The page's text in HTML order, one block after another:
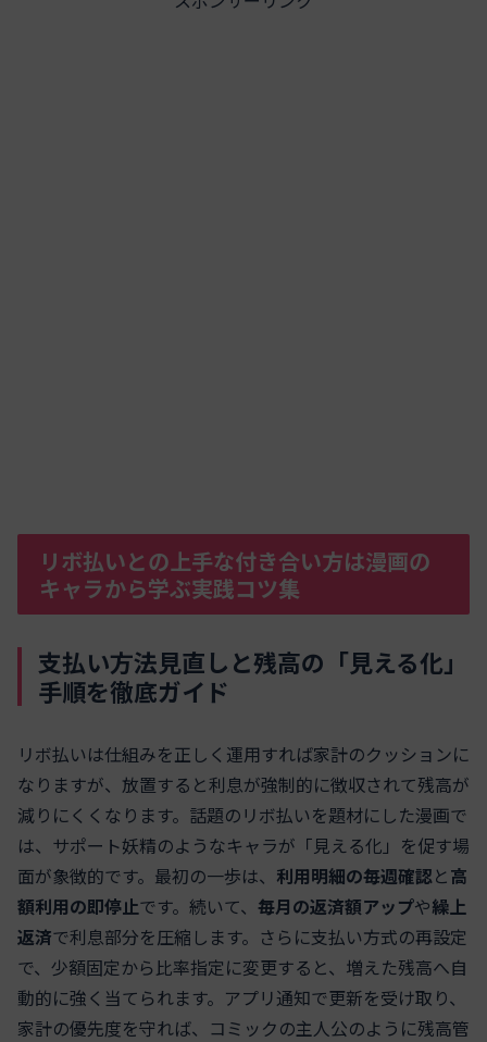
リボ払いとの上手な付き合い方は漫画の
キャラから学ぶ実践コツ集
支払い方法見直しと残高の「見える化」
手順を徹底ガイド
リボ払いは仕組みを正しく運用すれば家計のクッションに
なりますが、放置すると利息が強制的に徴収されて残高が
減りにくくなります。話題のリボ払いを題材にした漫画で
は、サポート妖精のようなキャラが「見える化」を促す場
面が象徴的です。最初の一歩は、 利用明細の毎週確認と高
額利用の即停止です。続いて、 毎月の返済額アップや繰上
返済で利息部分を圧縮します。さらに支払い方式の再設定
で、少額固定から比率指定に変更すると、増えた残高へ自
動的に強く当てられます。アプリ通知で更新を受け取り、
家計の優先度を守れば、コミックの主人公のように残高管